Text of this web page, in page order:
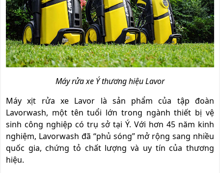
Máy rửa xe Ý thương hiệu Lavor
Máy xịt rửa xe Lavor là sản phẩm của tập đoàn
Lavorwash, một tên tuổi lớn trong ngành thiết bị vệ
sinh công nghiệp có trụ sở tại Ý. Với hơn 45 năm kinh
nghiệm, Lavorwash đã “phủ sóng” mở rộng sang nhiều
quốc gia, chứng tỏ chất lượng và uy tín của thương
hiệu.